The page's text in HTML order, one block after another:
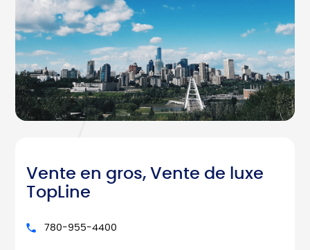
Vente en gros, Vente de luxe
TopLine
780-955-4400